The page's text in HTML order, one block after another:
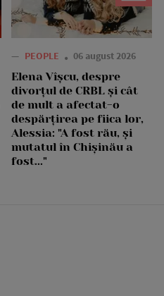
— PEOPLE 06 august 2026
Elena Vîșcu, despre
divorțul de CRBL și cât
de mult a afectat-o
despărțirea pe fiica lor,
Alessia: "A fost rău, și
mutatul în Chișinău a
fost..."